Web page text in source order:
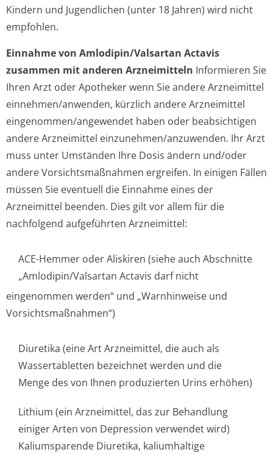
Kindern und Jugendlichen (unter 18 Jahren) wird nicht
empfohlen.
Einnahme von Amlodipin/Valsartan Actavis
zusammen mit anderen Arzneimitteln Informieren Sie
Ihren Arzt oder Apotheker wenn Sie andere Arzneimittel
einnehmen/anwenden, kürzlich andere Arzneimittel
eingenommen/an­gewendet haben oder beabsichtigen
andere Arzneimittel einzunehmen/an­zuwenden. Ihr Arzt
muss unter Umständen Ihre Dosis ändern und/oder
andere Vorsichtsmaßnahmen ergreifen. In einigen Fällen
müssen Sie eventuell die Einnahme eines der
Arzneimittel beenden. Dies gilt vor allem für die
nachfolgend aufgeführten Arzneimittel:
ACE-Hemmer oder Aliskiren (siehe auch Abschnitte
„Amlodipin/Val­sartan Actavis darf nicht
eingenommen werden“ und „Warnhinweise und
Vorsichtsmaßnah­men“)
Diuretika (eine Art Arzneimittel, die auch als
Wassertabletten bezeichnet werden und die
Menge des von Ihnen produzierten Urins erhöhen)
Lithium (ein Arzneimittel, das zur Behandlung
einiger Arten von Depression verwendet wird)
Kaliumsparende Diuretika, kaliumhaltige